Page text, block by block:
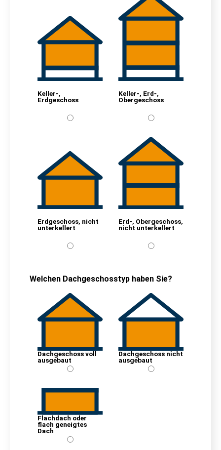
Keller-,
Erdgeschoss
Keller-, Erd-,
Obergeschoss
Erdgeschoss, nicht
unterkellert
Erd-, Obergeschoss,
nicht unterkellert
Welchen Dachgeschosstyp haben Sie?
Dachgeschoss voll
ausgebaut
Dachgeschoss nicht
ausgebaut
Flachdach oder
flach geneigtes
Dach